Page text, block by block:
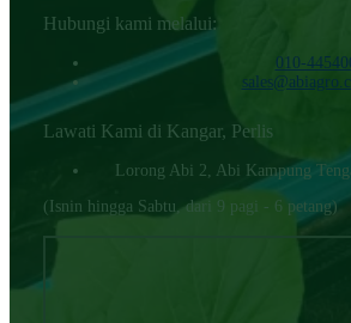
Hubungi kami melalui:
010-
Lawati Kami di Kangar, Perlis
Lorong Abi 2, Abi Kampung
(Isnin hingga Sabtu, dari 9 pagi - 6 petang)